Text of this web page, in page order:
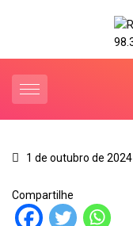
1 de outubro de 2024
Compartilhe